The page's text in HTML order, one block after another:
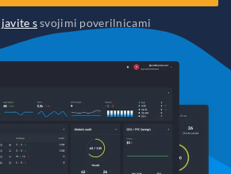
ssvojimi poverilnicami